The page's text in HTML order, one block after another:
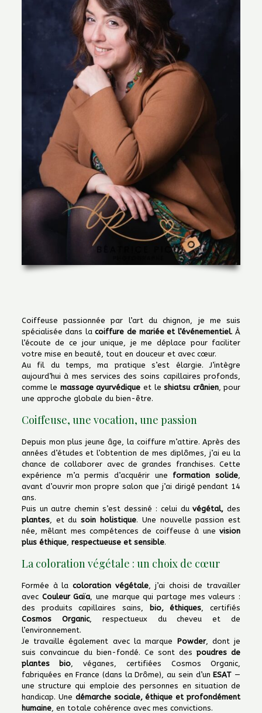
Coiffeuse passionnée par l’art du chignon, je me suis
spécialisée dans lacoiffure de mariée et l’événementiel. À
l’écoute de ce jour unique, je me déplace pour faciliter
votre mise en beauté, tout en douceur et avec cœur.
Au fil du temps, ma pratique s’est élargie. J’intègre
aujourd’hui à mes services des soins capillaires profonds,
comme le massage ayurvédique et leshiatsu crânien, pour
une approche globale du bien-être.
Coiffeuse, une vocation, une passion
Depuis mon plus jeune âge, la coiffure m’attire. Après des
années d’études et l’obtention de mes diplômes, j’ai eu la
chance de collaborer avec de grandes franchises. Cette
expérience m’a permis d’acquérir une formation solide
avant d’ouvrir mon propre salon que j’ai dirigé pendant 14
ans.
Puis un autre chemin s’est dessiné : celui duvégétal, des
plantes, et dusoin holistique. Une nouvelle passion est
née, mêlant mes compétences de coiffeuse à unevision
plus éthique, respectueuse et sensible.
La coloration végétale : un choix de cœur
Formée à lacoloration végétale , j’ai choisi de travailler
avec Couleur Gaïa, une marque qui partage mes valeurs :
des produits capillaires sains, bio, éthiques , certifiés
Cosmos Organic, respectueux du cheveu et de
l’environnement.
Je travaille également avec la marque Powder, dont je
suis convaincue du bien-fondé. Ce sont despoudres de
plantes bio , véganes, certifiées Cosmos Organic,
fabriquées en France (dans la Drôme), au sein d’unESAT —
une structure qui emploie des personnes en situation de
handicap. Une démarche sociale, éthique et profondément
humaine, en totale cohérence avec mes convictions.